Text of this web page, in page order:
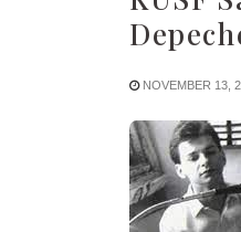
NOVEMBER 13,